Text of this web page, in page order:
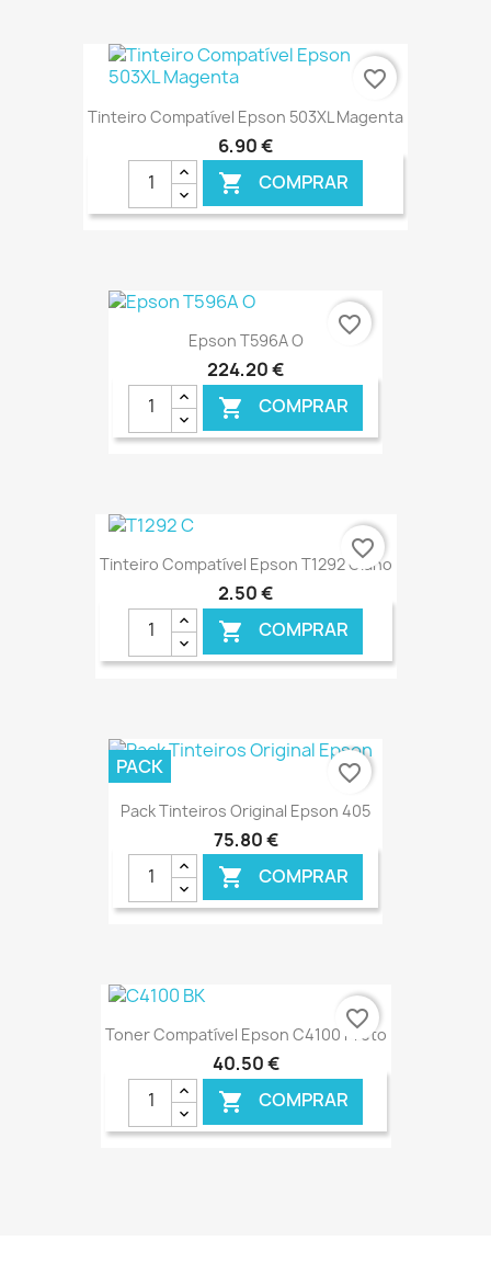
Tinteiro Compatível Epson 503XL Magenta
6,90 €
 COMPRAR
favorite_border
Epson T596A O
224,20 €
 COMPRAR
€ ONLINE
favorite_border
Tinteiro Compatível Epson T1292 Ciano
2,50 €
 COMPRAR
€ ONLINE
favorite_border
Pack Tinteiros Original Epson 405
75,80 €
 COMPRAR
PACK favorite_border
Toner Compatível Epson C4100 Preto
40,50 €
 COMPRAR
favorite_border